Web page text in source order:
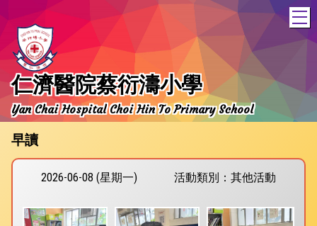
仁濟醫院蔡衍濤小學
Yan Chai Hospital Choi Hin To Primary School
早讀
2026-06-08 (星期一) 活動類別：其他活動